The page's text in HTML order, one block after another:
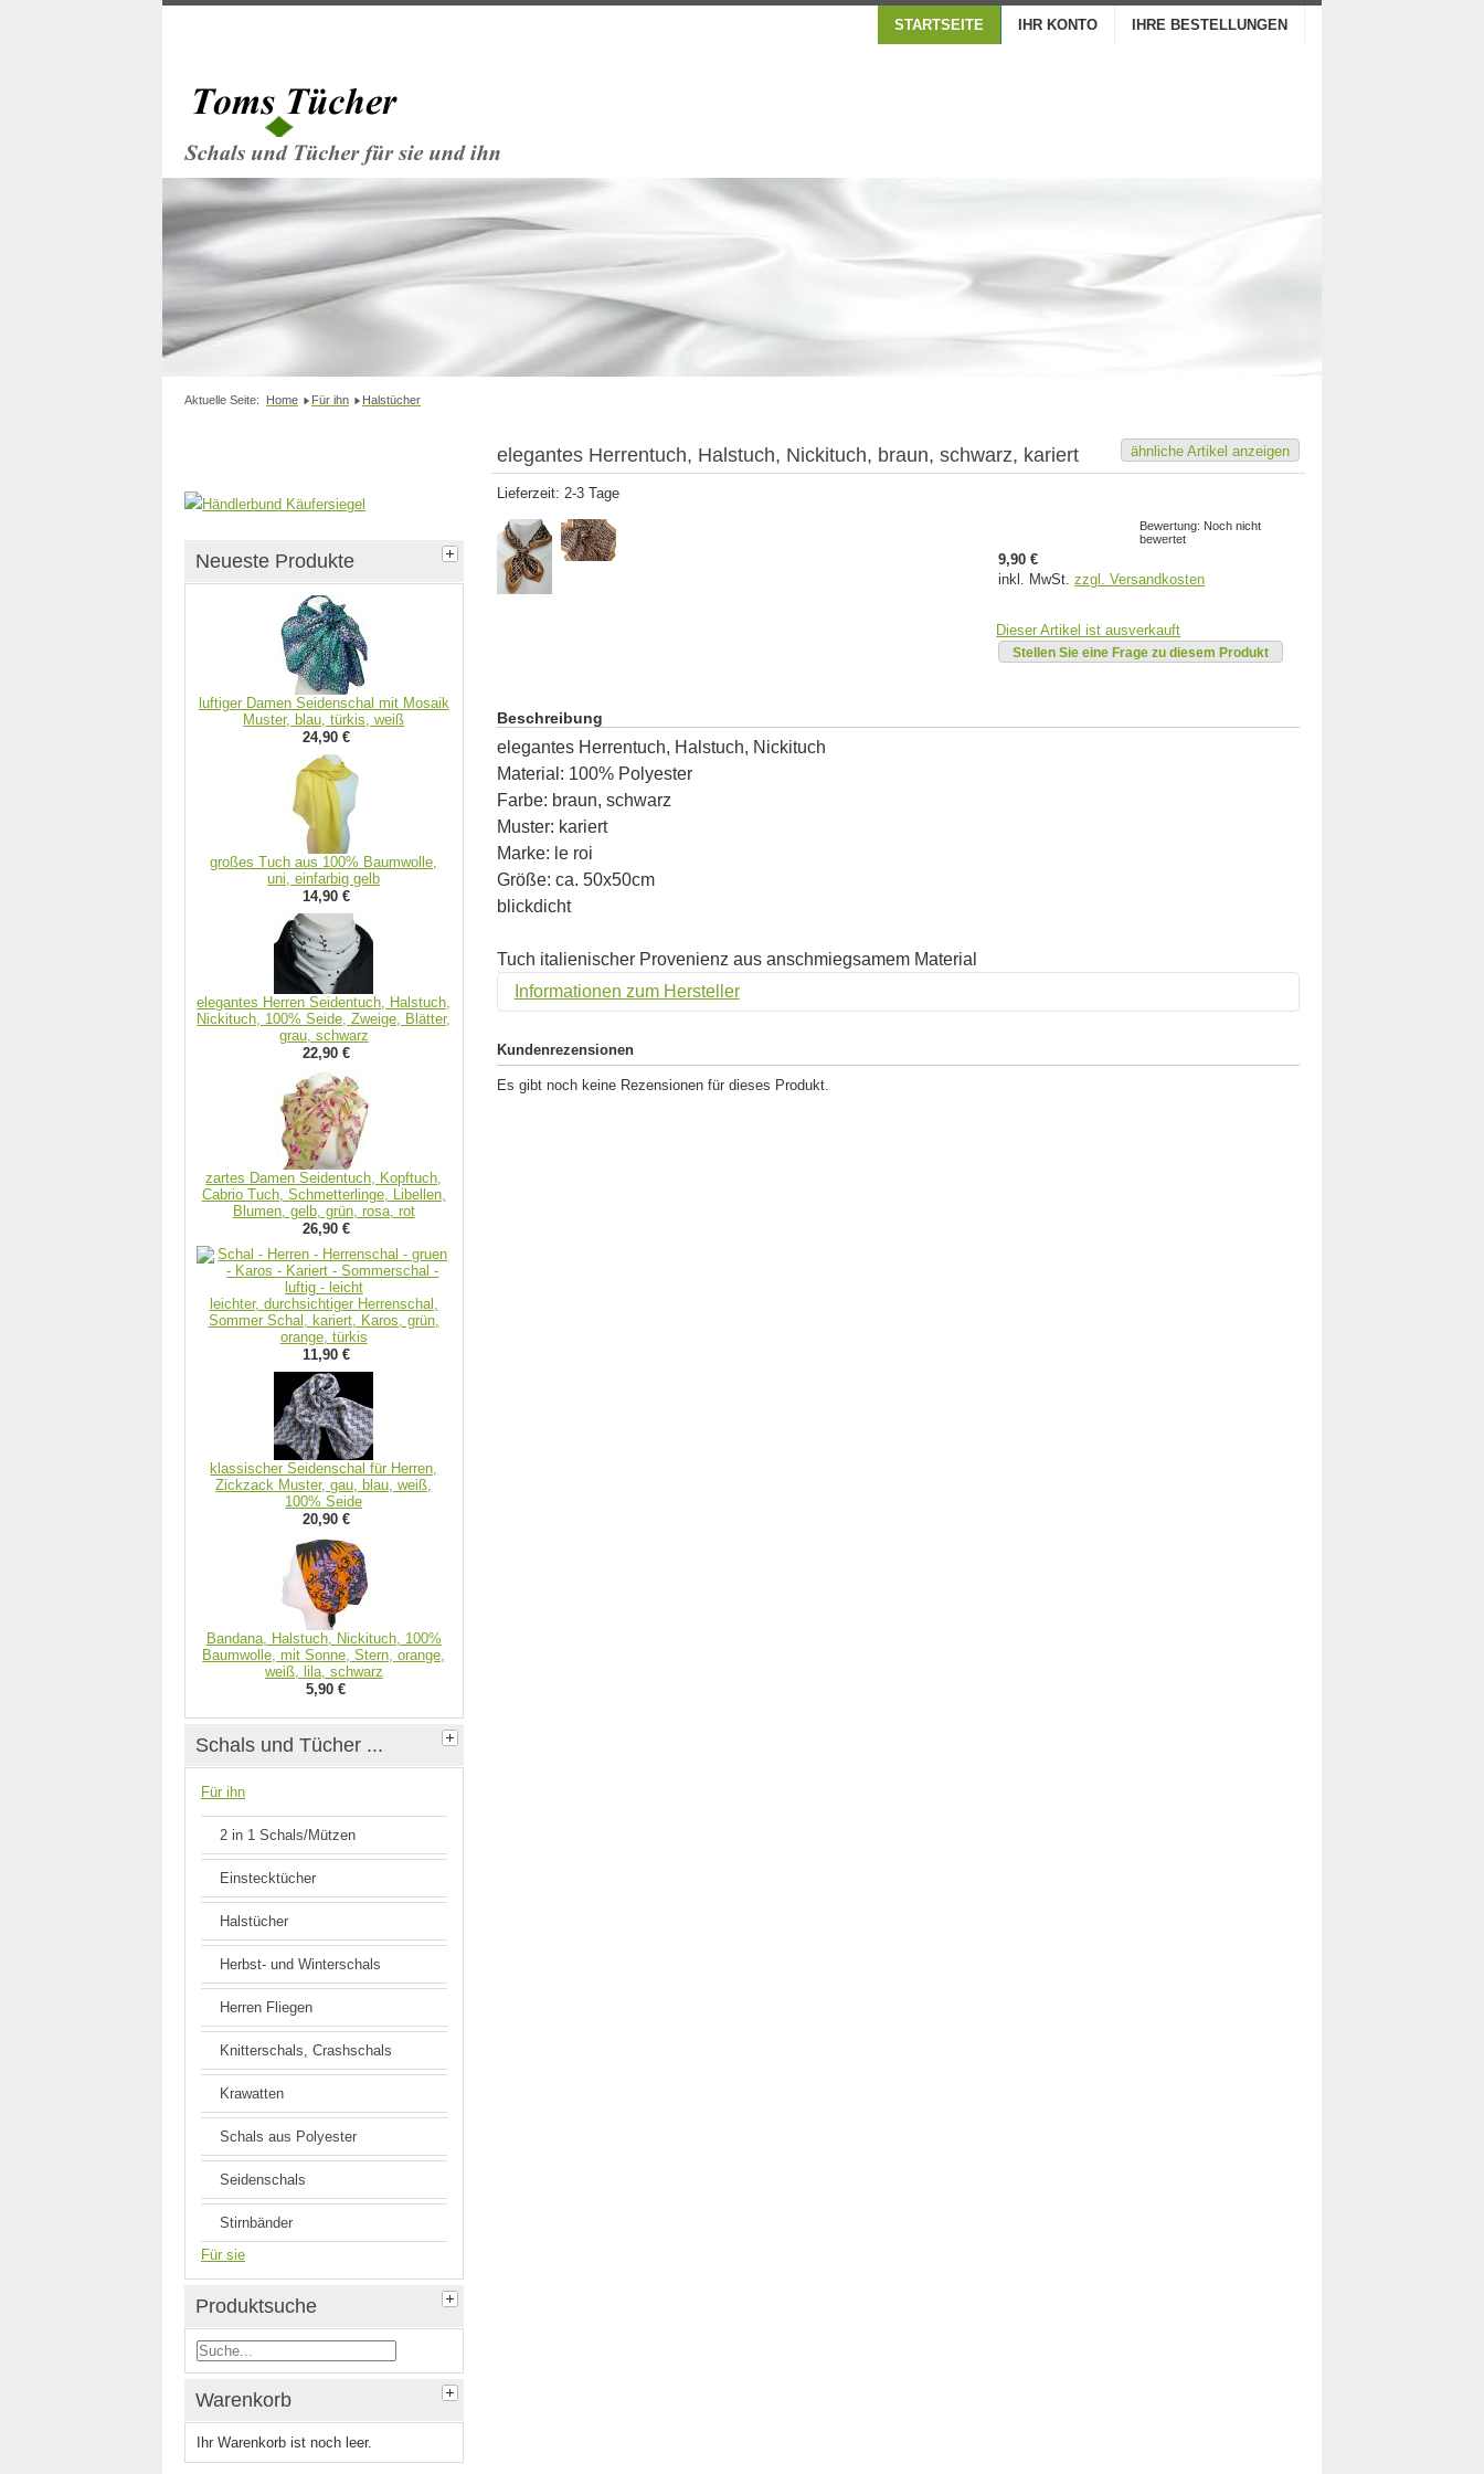
STARTSEITE IHR KONTO IHRE BESTELLUNGEN
Aktuelle Seite: Home Für ihn Halstücher
Neueste Produkte
luftiger Damen Seidenschal mit Mosaik
Muster, blau, türkis, weiß
24,90 €
großes Tuch aus 100% Baumwolle,
uni, einfarbig gelb
14,90 €
elegantes Herren Seidentuch, Halstuch,
Nickituch, 100% Seide, Zweige, Blätter,
grau, schwarz
22,90 €
zartes Damen Seidentuch, Kopftuch,
Cabrio Tuch, Schmetterlinge, Libellen,
Blumen, gelb, grün, rosa, rot
26,90 €
leichter, durchsichtiger Herrenschal,
Sommer Schal, kariert, Karos, grün,
orange, türkis
11,90 €
klassischer Seidenschal für Herren,
Zickzack Muster, gau, blau, weiß,
100% Seide
20,90 €
Bandana, Halstuch, Nickituch, 100%
Baumwolle, mit Sonne, Stern, orange,
weiß, lila, schwarz
5,90 €
Schals und Tücher ...
Für ihn
2 in 1 Schals/Mützen
Einstecktücher
Halstücher
Herbst- und Winterschals
Herren Fliegen
Knitterschals, Crashschals
Krawatten
Schals aus Polyester
Seidenschals
Stirnbänder
Für sie
Produktsuche
Warenkorb
Ihr Warenkorb ist noch leer.
ähnliche Artikel anzeigen
elegantes Herrentuch, Halstuch, Nickituch, braun, schwarz, kariert
Lieferzeit: 2-3 Tage
Bewertung: Noch nicht
bewertet
9,90 €
inkl. MwSt.zzgl. Versandkosten
Dieser Artikel ist ausverkauft
Stellen Sie eine Frage zu diesem Produkt
Beschreibung
elegantes Herrentuch, Halstuch, Nickituch
Material: 100% Polyester
Farbe: braun, schwarz
Muster: kariert
Marke: le roi
Größe: ca. 50x50cm
blickdicht
Tuch italienischer Provenienz aus anschmiegsamem Material
Informationen zum Hersteller
Kundenrezensionen
Es gibt noch keine Rezensionen für dieses Produkt.